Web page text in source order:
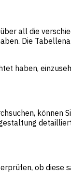
all die
Die
haben,
können
ob diese